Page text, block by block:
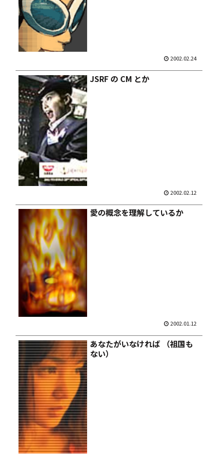
2002.02.24
JSRF の CM とか
2002.02.12
愛の概念を理解しているか
2002.01.12
あなたがいなければ （祖国も
ない）